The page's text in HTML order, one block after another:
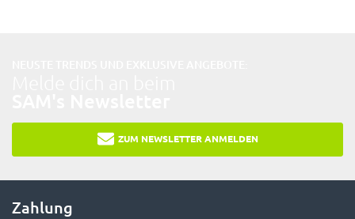
ZUM NEWSLETTER ANMELDEN
Zahlung